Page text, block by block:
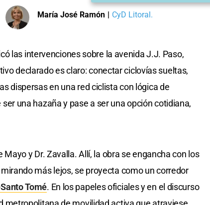
María José Ramón | CyD Litoral.
las intervenciones sobre la avenida J.J. Paso,
declarado es claro: conectar ciclovías sueltas,
dispersas en una red ciclista con lógica de
una hazaña y pase a ser una opción cotidiana,
y Dr. Zavalla. Allí, la obra se engancha con los
más lejos, se proyecta como un corredor
Tomé. En los papeles oficiales y en el discurso